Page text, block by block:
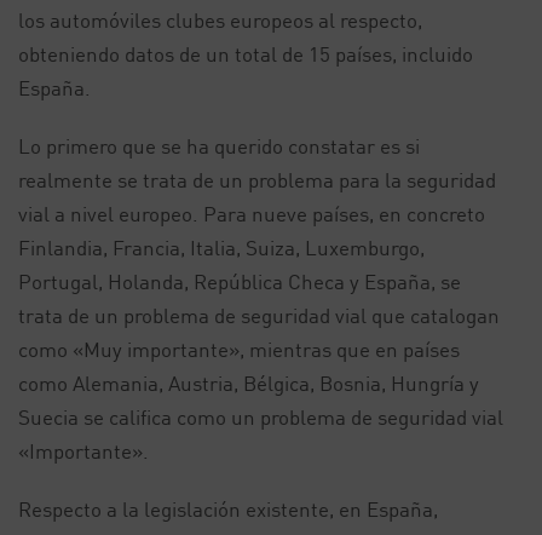
los automóviles clubes europeos al respecto,
obteniendo datos de un total de 15 países, incluido
España.
Lo primero que se ha querido constatar es si
realmente se trata de un problema para la seguridad
vial a nivel europeo. Para nueve países, en concreto
Finlandia, Francia, Italia, Suiza, Luxemburgo,
Portugal, Holanda, República Checa y España, se
trata de un problema de seguridad vial que catalogan
como «Muy importante», mientras que en países
como Alemania, Austria, Bélgica, Bosnia, Hungría y
Suecia se califica como un problema de seguridad vial
«Importante».
Respecto a la legislación existente, en España,